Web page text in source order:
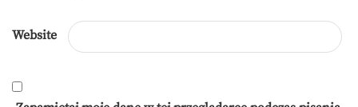
Website